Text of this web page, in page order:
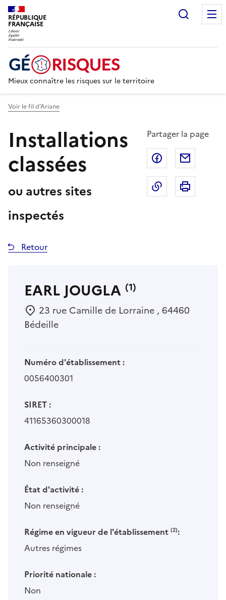
RÉPUBLIQUE
FRANÇAISE
Mieux connaître les risques sur le territoire
Voir le fil d’Ariane
Installations
classées
ou autres sites
inspectés
Partager la page
Partager sur
Copier dans
Retour
EARL JOUGLA (1)
23 rue Camille de Lorraine , 64460
Bédeille
Numéro d'établissement :
0056400301
SIRET :
41165360300018
Activité principale :
Non renseigné
État d'activité :
Non renseigné
Régime en vigueur de l'établissement (2):
Autres régimes
Priorité nationale :
Non